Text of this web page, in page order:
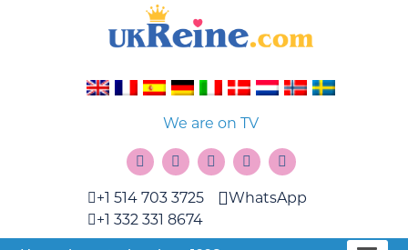
We are on TV
+1 514 703 3725
+1 332 331 8674
WhatsApp